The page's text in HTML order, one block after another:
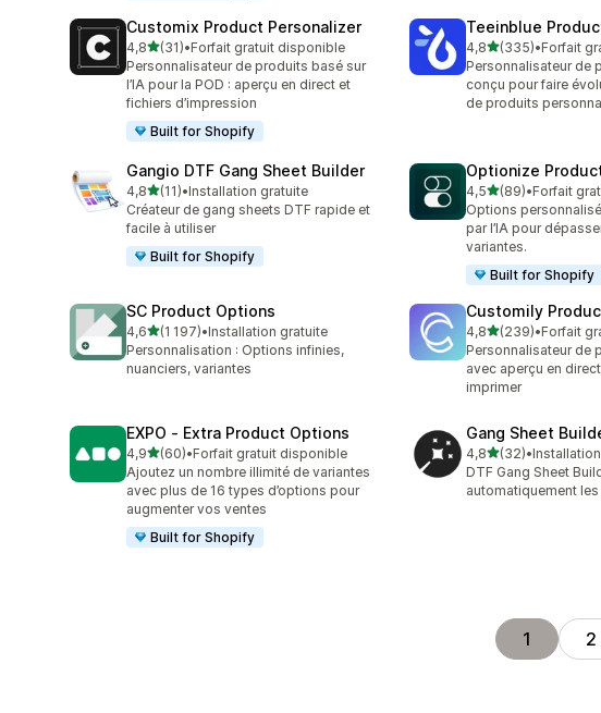
Customix Product Personalizer
4,8étoile(s) sur 5
(31)
31 avis au total
•Forfait gratuit disponible
Personnalisateur de produits basé sur
l’IA pour la POD : aperçu en direct et
fichiers d’impression
Built for Shopify
Teeinblue
4,8étoile(s) sur 5
(335)
335 avis au total
•Forfait
Personnalisateur de
conçu pour faire
de produits
Gangio DTF Gang Sheet Builder
4,8étoile(s) sur 5
(11)
11 avis au total
•Installation gratuite
Créateur de gang sheets DTF rapide et
facile à utiliser
Built for Shopify
Optionize
4,5étoile(s) sur 5
(89)
89 avis au total
•Forfait
Options
par l’IA pour
variantes.
Built for Shopify
SC Product Options
4,6étoile(s) sur 5
(1 197)
1197 avis au total
•Installation gratuite
Personnalisation : Options infinies,
nuanciers, variantes
Customily
4,8étoile(s) sur 5
(239)
239 avis au total
•Forfait
Personnalisateur de
avec aperçu en
imprimer
EXPO ‑ Extra Product Options
4,9étoile(s) sur 5
(60)
60 avis au total
•Forfait gratuit disponible
Ajoutez un nombre illimité de variantes
avec plus de 16 types d’options pour
augmenter vos ventes
Built for Shopify
Gang Sheet
4,8étoile(s) sur 5
(32)
32 avis au total
•
DTF Gang Sheet
automatiquement
1 2